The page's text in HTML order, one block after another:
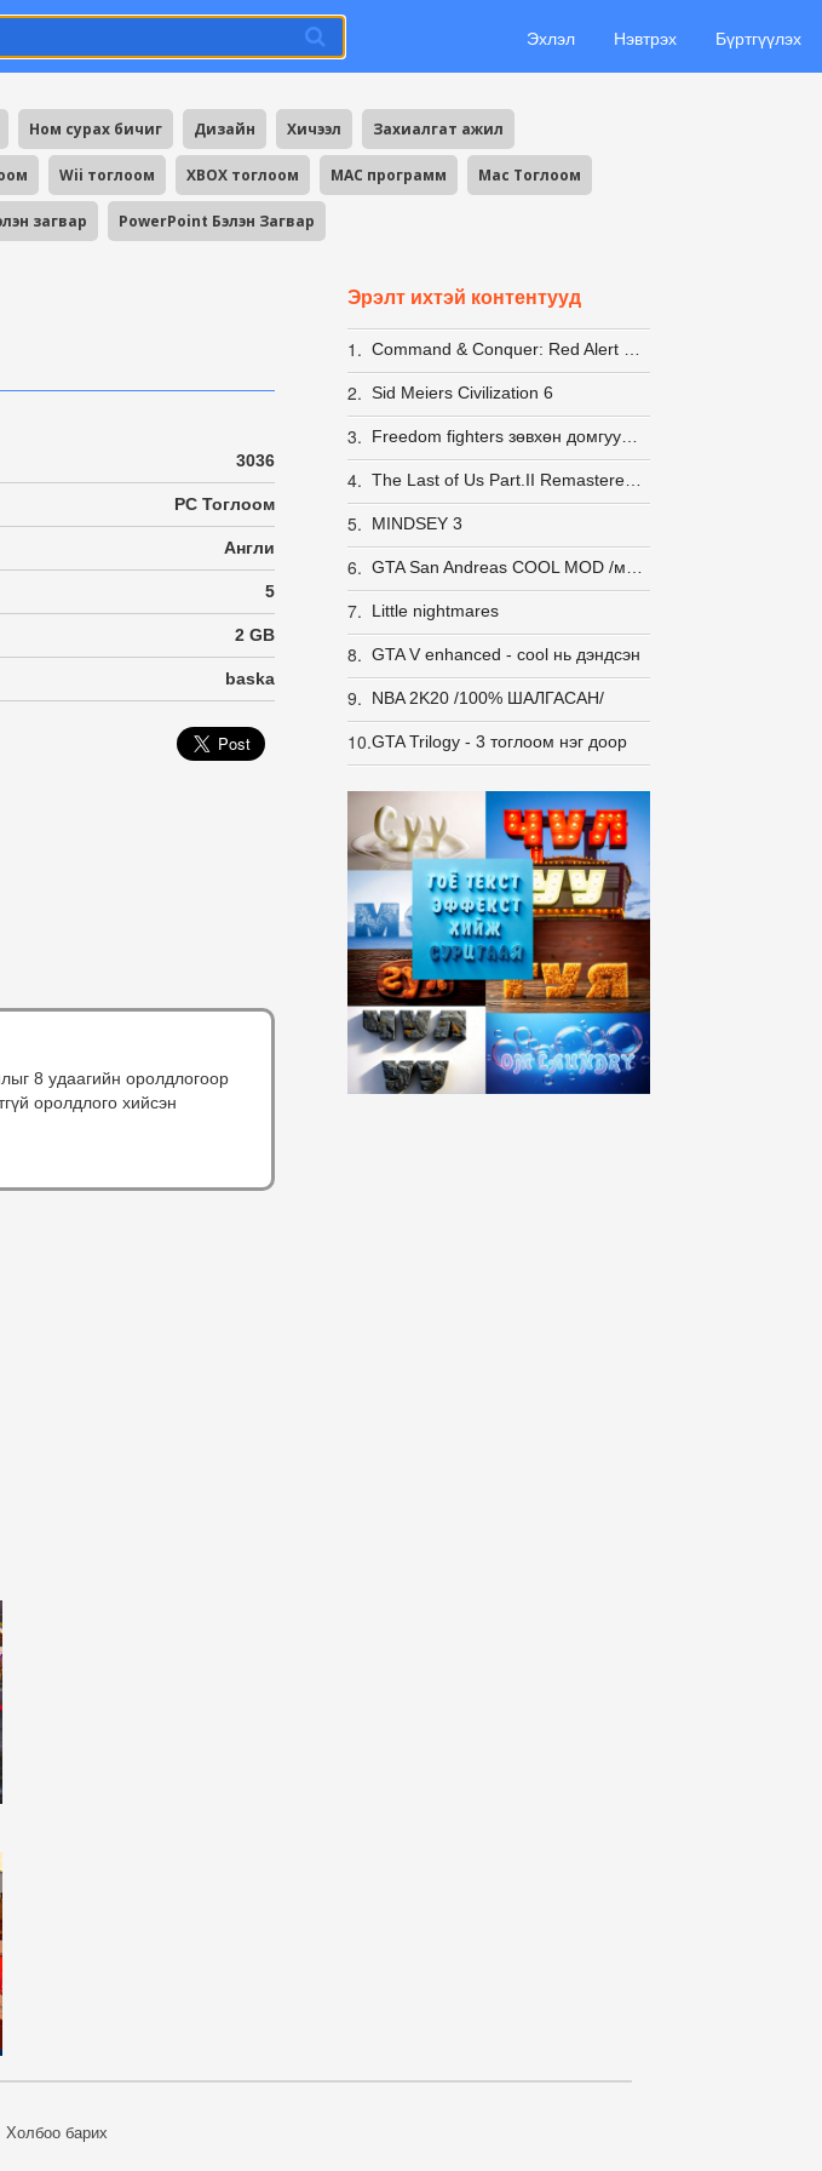
Эхлэл Нэвтрэх Бүртгүүлэх
Ном сурах бичиг Дизайн Хичээл Захиалгат ажил
Wii тоглоом XBOX тоглоом MAC программ Mac Тоглоом
загвар PowerPoint Бэлэн Загвар
3036
PC Тоглоом
Англи
5
2 GB
baska
8 удаагийн оролдлогоор
оролдлого хийсэн
Эрэлт ихтэй контентууд
1.
2. Sid Meiers Civilization 6
3.
4.
5. MINDSEY 3
6.
7. Little nightmares
8. GTA V enhanced - cool нь дэндсэн
9. NBA 2K20 /100% ШАЛГАСАН/
10.GTA Trilogy - 3 тоглоом нэг доор
Холбоо барих